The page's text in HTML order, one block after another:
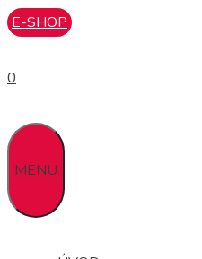
E-SHOP
0
MENU